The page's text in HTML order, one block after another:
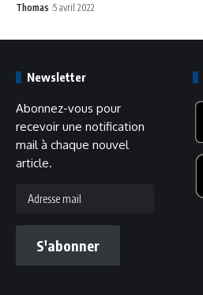
Thomas 5 avril 2022
Newsletter
Abonnez-vous pour
recevoir une notification
mail à chaque nouvel
article.
mail
S'abonner